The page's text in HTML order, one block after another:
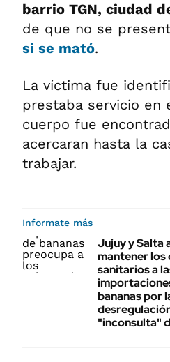
barrio TGN, ciudad
de que no se
si se mató.
La víctima fue
prestaba servicio en
cuerpo fue
acercaran hasta la
trabajar.
Informate más
Jujuy y Salta
mantener
sanitarios a
bananas por
"inconsulta"